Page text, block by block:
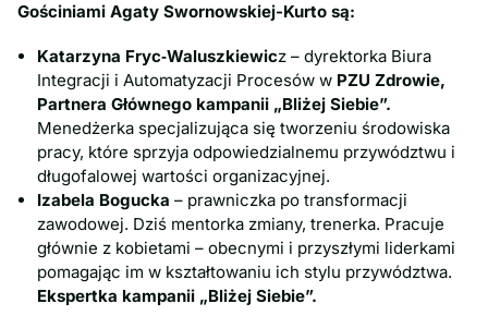
Gościniami Agaty Swornowskiej-Kurto są:
Katarzyna Fryc‑Waluszkiewicz – dyrektorka Biura
Integracji i Automatyzacji Procesów w PZU Zdrowie,
Partnera Głównego kampanii „Bliżej Siebie”.
Menedżerka specjalizująca się tworzeniu środowiska
pracy, które sprzyja odpowiedzialnemu przywództwu i
długofalowej wartości organizacyjnej.
Izabela Bogucka – prawniczka po transformacji
zawodowej. Dziś mentorka zmiany, trenerka. Pracuje
głównie z kobietami – obecnymi i przyszłymi liderkami
pomagając im w kształtowaniu ich stylu przywództwa.
Ekspertka kampanii „Bliżej Siebie”.